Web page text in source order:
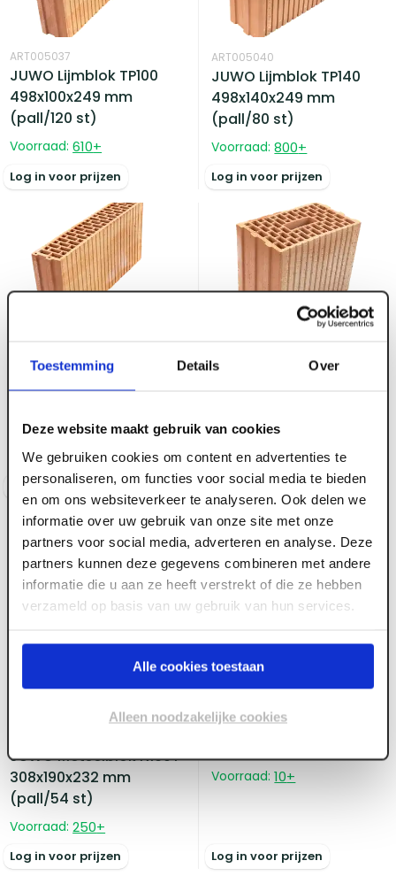
Toestemming Details Over
Deze website maakt gebruik van cookies
We gebruiken cookies om content en advertenties te
personaliseren, om functies voor social media te bieden
en om ons websiteverkeer te analyseren. Ook delen we
informatie over uw gebruik van onze site met onze
partners voor social media, adverteren en analyse. Deze
partners kunnen deze gegevens combineren met andere
informatie die u aan ze heeft verstrekt of die ze hebben
verzameld op basis van uw gebruik van hun services.
Alle cookies toestaan
Alleen noodzakelijke cookies
ART005037
JUWO Lijmblok TP100
498x100x249 mm
(pall/120 st)
Voorraad: 610+
Log in voor prijzen
ART005040
JUWO Lijmblok TP140
498x140x249 mm
(pall/80 st)
Voorraad: 800+
Log in voor prijzen
JUWO Lijmblok TP120
498x120x249 mm
Log in voor prijzen
JUWO Lijmblok zonder
(pall/90 st)
Voorraad: 670+
Log in voor prijzen
JUWO Metselblok N190T
308x190x232 mm
(pall/54 st)
Voorraad: 250+
Log in voor prijzen
12 x 2 cm gezoet
Voorraad: 10+
Log in voor prijzen